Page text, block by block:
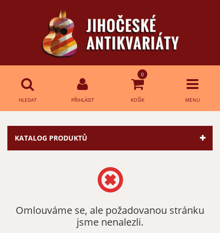
HLEDAT PŘIHLÁSIT
0
KOŠÍK MENU
Přihlášení
Přihlásit
KATALOG PRODUKTŮ
Omlouváme se, ale požadovanou stránku
jsme nenalezli.